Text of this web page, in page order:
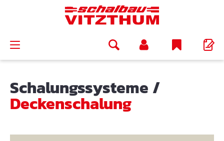
Schalungssysteme /
Deckenschalung